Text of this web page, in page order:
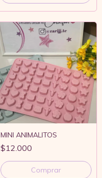
MINI ANIMALITOS
$12.000